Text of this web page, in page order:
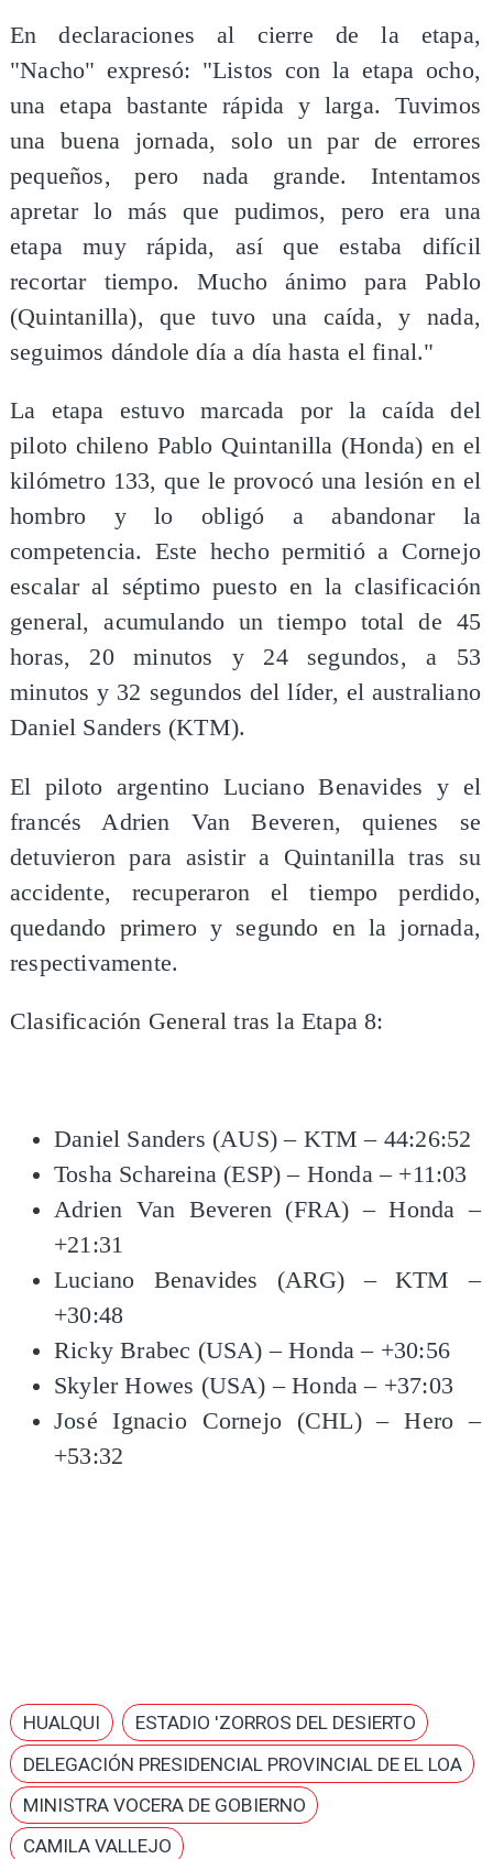
En declaraciones al cierre de la etapa,
"Nacho" expresó: "Listos con la etapa ocho,
una etapa bastante rápida y larga. Tuvimos
una buena jornada, solo un par de errores
pequeños, pero nada grande. Intentamos
apretar lo más que pudimos, pero era una
etapa muy rápida, así que estaba difícil
recortar tiempo. Mucho ánimo para Pablo
(Quintanilla), que tuvo una caída, y nada,
seguimos dándole día a día hasta el final."
La etapa estuvo marcada por la caída del
piloto chileno Pablo Quintanilla (Honda) en el
kilómetro 133, que le provocó una lesión en el
hombro y lo obligó a abandonar la
competencia. Este hecho permitió a Cornejo
escalar al séptimo puesto en la clasificación
general, acumulando un tiempo total de 45
horas, 20 minutos y 24 segundos, a 53
minutos y 32 segundos del líder, el australiano
Daniel Sanders (KTM).
El piloto argentino Luciano Benavides y el
francés Adrien Van Beveren, quienes se
detuvieron para asistir a Quintanilla tras su
accidente, recuperaron el tiempo perdido,
quedando primero y segundo en la jornada,
respectivamente.
Clasificación General tras la Etapa 8:
Daniel Sanders (AUS) – KTM – 44:26:52
Tosha Schareina (ESP) – Honda – +11:03
Adrien Van Beveren (FRA) – Honda –
+21:31
Luciano Benavides (ARG) – KTM –
+30:48
Ricky Brabec (USA) – Honda – +30:56
Skyler Howes (USA) – Honda – +37:03
José Ignacio Cornejo (CHL) – Hero –
+53:32
HUALQUI
ESTADIO 'ZORROS DEL DESIERTO
DELEGACIÓN PRESIDENCIAL PROVINCIAL DE EL LOA
MINISTRA VOCERA DE GOBIERNO
CAMILA VALLEJO